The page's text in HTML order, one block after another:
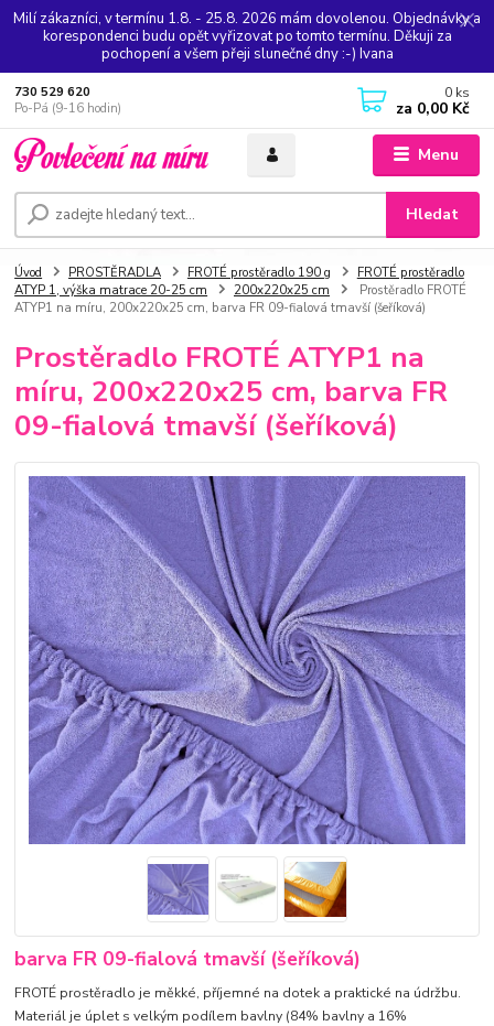
Milí zákazníci, v termínu 1.8. - 25.8. 2026 mám dovolenou. Objednávky a
korespondenci budu opět vyřizovat po tomto termínu. Děkuji za
pochopení a všem přeji slunečné dny :-) Ivana
Menu
Hledat
730 529 620
Po-Pá (9-16 hodin)
0 ks
za 0,00 Kč
Úvod PROSTĚRADLA FROTÉ prostěradlo 190 g
FROTÉ prostěradlo
ATYP 1, výška matrace 20-25 cm
200x220x25 cm
Prostěradlo FROTÉ
ATYP1 na míru, 200x220x25 cm, barva FR 09-fialová tmavší (šeříková)
Prostěradlo FROTÉ ATYP1 na
míru, 200x220x25 cm, barva FR
09-fialová tmavší (šeříková)
barva FR 09-fialová tmavší (šeříková)
FROTÉ prostěradlo je měkké, příjemné na dotek a praktické na údržbu.
Materiál je úplet s velkým podílem bavlny (84% bavlny a 16%